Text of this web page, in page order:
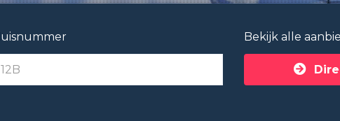
Bekijk alle